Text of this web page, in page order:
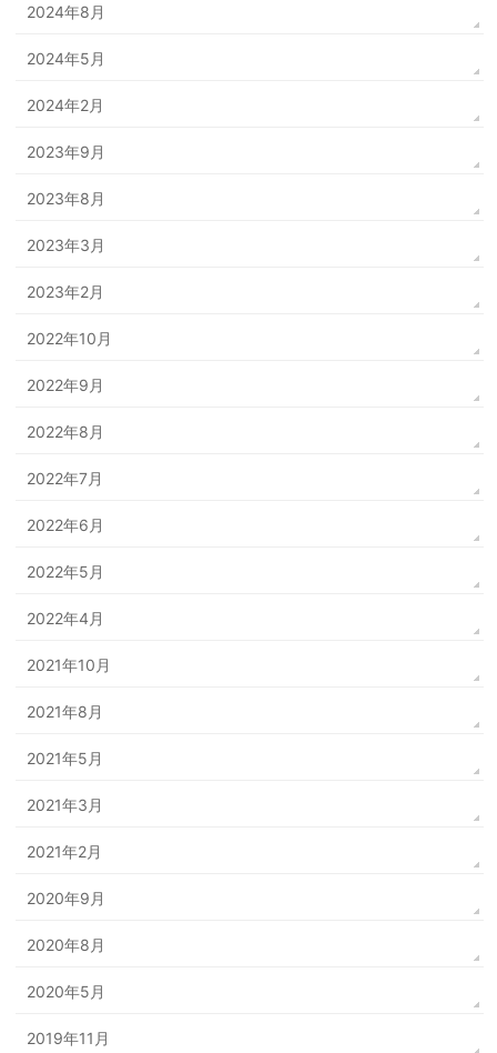
2024年8月
2024年5月
2024年2月
2023年9月
2023年8月
2023年3月
2023年2月
2022年10月
2022年9月
2022年8月
2022年7月
2022年6月
2022年5月
2022年4月
2021年10月
2021年8月
2021年5月
2021年3月
2021年2月
2020年9月
2020年8月
2020年5月
2019年11月